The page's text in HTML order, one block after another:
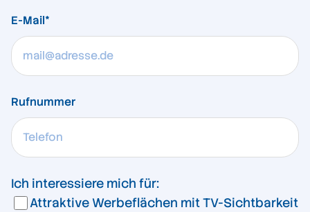
E-Mail*
Rufnummer
Ich interessiere mich für:
Attraktive Werbeflächen mit TV-Sichtbarkeit